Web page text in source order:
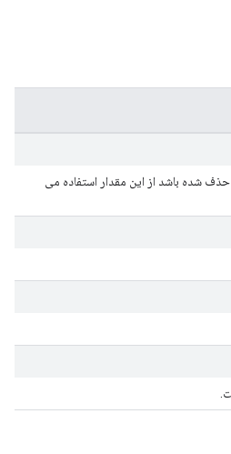
حذف شده باشد از این مقدار استفاده می